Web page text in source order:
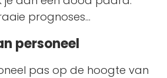
prognoses...
personeel
pas op de hoogte van